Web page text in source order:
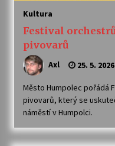
Kultura
Festival
pivovarů
Axl 25. 5. 2026
Město Humpolec pořádá
pivovarů, který se
náměstí v Humpolci.